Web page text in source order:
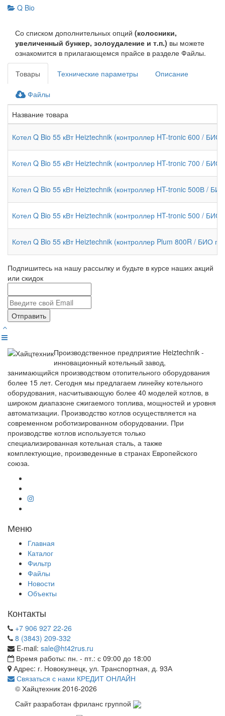
Q Bio
Со списком дополнительных опций (колосники,
увеличенный бункер, золоудаление и т.п.) вы можете
ознакомится в прилагающемся прайсе в разделе Файлы.
Товары Технические параметры Описание
Файлы
Название товара
Котел Q Bio 55 кВт Heiztechnik (контроллер HT-tronic 600 / БИО
Котел Q Bio 55 кВт Heiztechnik (контроллер HT-tronic 700 / БИО
Котел Q Bio 55 кВт Heiztechnik (контроллер HT-tronic 500В /
Котел Q Bio 55 кВт Heiztechnik (контроллер HT-tronic 500 / БИО
Котел Q Bio 55 кВт Heiztechnik (контроллер Plum 800R / БИО
Подпишитесь на нашу рассылку и будьте в курсе наших акций
или скидок
Отправить
Производственное предприятие Heiztechnik -
инновационный котельный завод,
занимающийся производством отопительного оборудования
более 15 лет. Сегодня мы предлагаем линейку котельного
оборудования, насчитывающую более 40 моделей котлов, в
широком диапазоне сжигаемого топлива, мощностей и уровня
автоматизации. Производство котлов осуществляется на
современном роботизированном оборудовании. При
производстве котлов используется только
специализированная котельная сталь, а также
комплектующие, произведенные в странах Европейского
союза.
Меню
Главная
Каталог
Фильтр
Файлы
Новости
Объекты
Контакты
+7 906 927 22-26
8 (3843) 209-332
E-mail: sale@ht42rus.ru
Время работы: пн. - пт.: с 09:00 до 18:00
Адрес: г. Новокузнецк, ул. Транспортная, д. 93А
Связаться с нами КРЕДИТ ОНЛАЙН
© Хайцтехник 2016-2026
Сайт разработан фриланс группой